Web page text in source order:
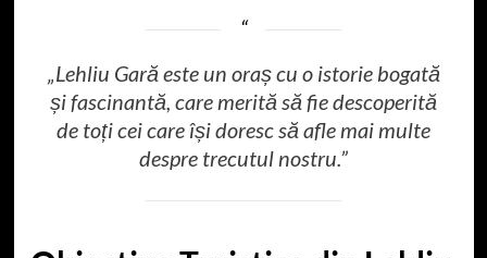
„Lehliu Gară este un oraș cu o istorie bogată
și fascinantă, care merită să fie descoperită
de toți cei care își doresc să afle mai multe
despre trecutul nostru.”